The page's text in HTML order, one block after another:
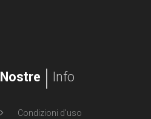
Nostre Info
Condizioni d'uso